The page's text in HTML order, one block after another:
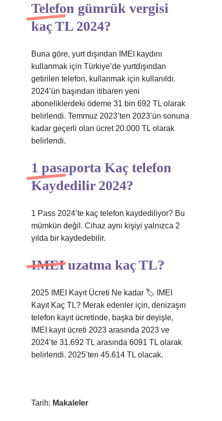
Telefon gümrük vergisi
kaç TL 2024?
Buna göre, yurt dışından IMEI kaydını
kullanmak için Türkiye’de yurtdışından
getirilen telefon, kullanmak için kullanıldı.
2024’ün başından itibaren yeni
aboneliklerdeki ödeme 31 bin 692 TL olarak
belirlendi. Temmuz 2023’ten 2023’ün sonuna
kadar geçerli olan ücret 20.000 TL olarak
belirlendi.
1 pasaporta Kaç telefon
Kaydedilir 2024?
1 Pass 2024’te kaç telefon kaydediliyor? Bu
mümkün değil. Cihaz aynı kişiyi yalnızca 2
yılda bir kaydedebilir.
IMEI uzatma kaç TL?
2025 IMEI Kayıt Ücreti Ne kadar 🏷 IMEI
Kayıt Kaç TL? Merak edenler için, denizaşırı
telefon kayıt ücretinde, başka bir deyişle,
IMEI kayıt ücreti 2023 arasında 2023 ve
2024’te 31.692 TL arasında 6091 TL olarak
belirlendi. 2025’ten 45.614 TL olacak.
Tarih: Makaleler